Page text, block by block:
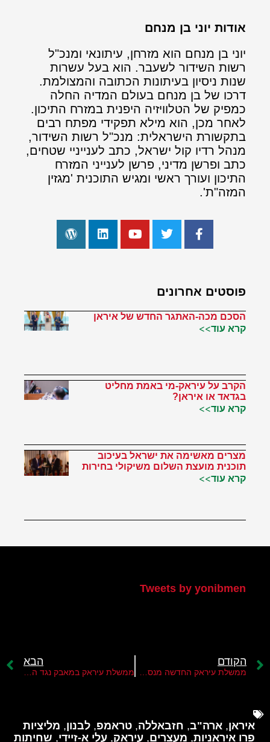
אודות יוני בן מנחם
יוני בן מנחם הוא מזרחן, עיתונאי ומנכ"ל
רשות השידור לשעבר. הוא בעל עשרות
שנות ניסיון בעיתונות הכתובה והמצולמת.
דרכו של בן מנחם בעולם המדיה החלה
כמפיק של הטלוויזיה היפנית במזרח התיכון.
לאחר מכן, הוא מילא תפקידי מפתח רבים
בתקשורת הישראלית: מנכ"ל רשות השידור,
מנהל רדיו קול ישראל, כתב לענייניי שטחים,
כתב ופרשן מדיני, פרשן לענייני המזרח
התיכון ועורך ראשי ומגיש התוכנית 'מגזין
המזה"ת'.
פוסטים אחרונים
הסכם מכה-האתגר החדש של איראן
קרא עוד>>
הקרב על עיראק-מי באמת מחליט
בגדאד או איראן?
קרא עוד>>
מצרים מאשימה את ישראל בעיכוב
תוכנית מועצת השלום משיקולי בחירות
קרא עוד>>
Tweets by yonibmen
הקודם הבא
איראן, ארה"ב, חזבאללה, טראמפ, לבנון, מליציות
פרו איראניות, מעצרים, עיראק, עלי א-זיידי, שחיתות